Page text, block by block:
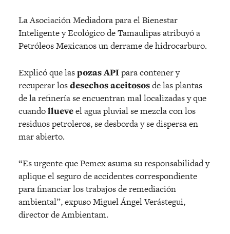
La Asociación Mediadora para el Bienestar
Inteligente y Ecológico de Tamaulipas atribuyó a
Petróleos Mexicanos un derrame de hidrocarburo.
Explicó que laspozas APIpara contener y
recuperar losdesechos aceitososde las plantas
de la refinería se encuentran mal localizadas y que
cuandollueveel agua pluvial se mezcla con los
residuos petroleros, se desborda y se dispersa en
mar abierto.
“Es urgente que Pemex asuma su responsabilidad y
aplique el seguro de accidentes correspondiente
para financiar los trabajos de remediación
ambiental”, expuso Miguel Ángel Verástegui,
director de Ambientam.